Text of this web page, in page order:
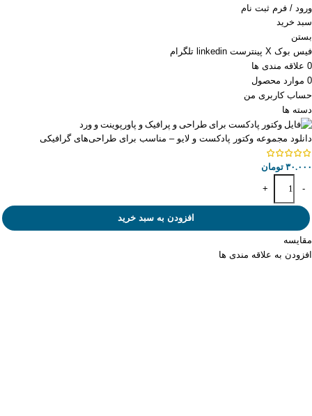
ورود / فرم ثبت نام
سبد خرید
بستن
فیس بوک X پینترست linkedin تلگرام
0 علاقه مندی ها
0 موارد محصول
حساب کاربری من
دسته ها
دانلود مجموعه وکتور پادکست و لایو – مناسب برای طراحی‌های گرافیکی
۳۰.۰۰۰ تومان
-
+
افزودن به سبد خرید
مقایسه
افزودن به علاقه مندی ها